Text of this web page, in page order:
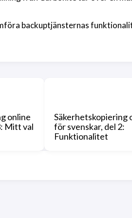
backuptjänsternas
online
Mitt val
Säkerhetskopiering
för svenskar, del 2:
Funktionalitet